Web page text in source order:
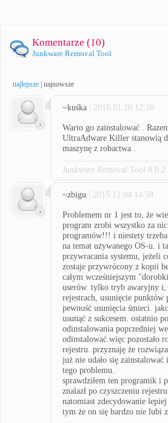
Komentarze (10)
Junkware Removal Tool
najlepsze najnowsze
~kuśka | 2016.01.10 12:10
Warto go zainstalować .
UltraAdware Killer stanowią
maszynę z robactwa .
Junkware Removal Tool 8.0.2
~zbigu | 2015.12.04 14:58
Problemem nr 1 jest to, że
program zrobi wszystko za
programów!!! i niestety
na temat używanego OS-u. i
przywracania systemu, jeżeli
zostaje przywrócony z kopii
całym wcześniejszym
userów. tylko tryb awaryjny i,
rejestrach, usunięcie punktów
pewność usunięcia śmieci.
usunąć z sukcesem. ostatnio
odinstalowania poprzedniej
odinstalować.więc pozostało
rejestru. przyznaję że
już nie udało się
tego problemu.
sprawdziłem ten programik i
znalazł po czyszczeniu
natomiast zdecydowanie
tym że on się bardzo nie lubi